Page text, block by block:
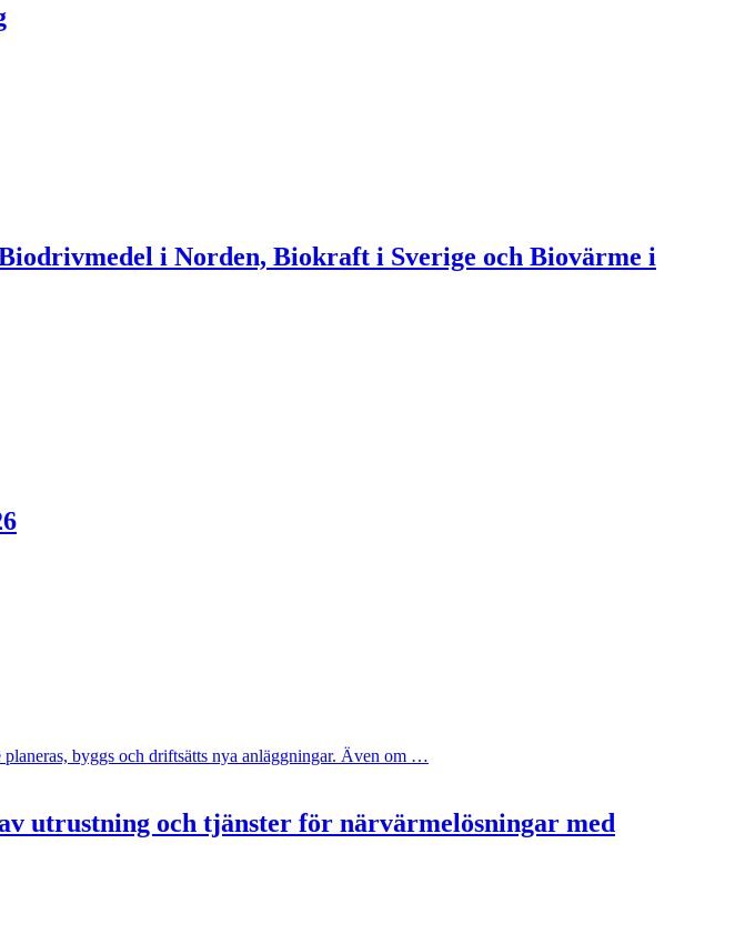
i Norden, Biokraft i Sverige och Biovärme i
byggs och driftsätts nya anläggningar. Även om …
utrustning och tjänster för närvärmelösningar med